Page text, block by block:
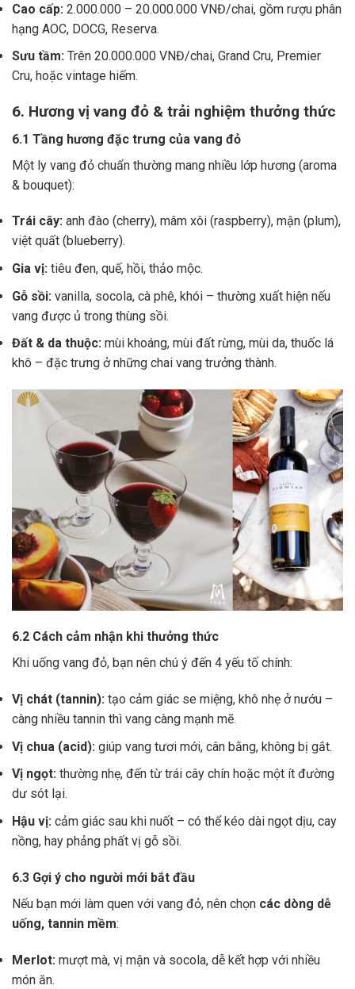
Cao cấp: 2.000.000 – 20.000.000 VNĐ/chai, gồm rượu phân
hạng AOC, DOCG, Reserva.
Sưu tầm: Trên 20.000.000 VNĐ/chai, Grand Cru, Premier
Cru, hoặc vintage hiếm.
6. Hương vị vang đỏ & trải nghiệm thưởng thức
6.1 Tầng hương đặc trưng của vang đỏ
Một ly vang đỏ chuẩn thường mang nhiều lớp hương (aroma
& bouquet):
Trái cây: anh đào (cherry), mâm xôi (raspberry), mận (plum),
việt quất (blueberry).
Gia vị: tiêu đen, quế, hồi, thảo mộc.
Gỗ sồi: vanilla, socola, cà phê, khói – thường xuất hiện nếu
vang được ủ trong thùng sồi.
Đất & da thuộc: mùi khoáng, mùi đất rừng, mùi da, thuốc lá
khô – đặc trưng ở những chai vang trưởng thành.
6.2 Cách cảm nhận khi thưởng thức
Khi uống vang đỏ, bạn nên chú ý đến 4 yếu tố chính:
Vị chát (tannin): tạo cảm giác se miệng, khô nhẹ ở nướu –
càng nhiều tannin thì vang càng mạnh mẽ.
Vị chua (acid): giúp vang tươi mới, cân bằng, không bị gắt.
Vị ngọt: thường nhẹ, đến từ trái cây chín hoặc một ít đường
dư sót lại.
Hậu vị: cảm giác sau khi nuốt – có thể kéo dài ngọt dịu, cay
nồng, hay phảng phất vị gỗ sồi.
6.3 Gợi ý cho người mới bắt đầu
Nếu bạn mới làm quen với vang đỏ, nên chọn các dòng dễ
uống, tannin mềm:
Merlot: mượt mà, vị mận và socola, dễ kết hợp với nhiều
món ăn.